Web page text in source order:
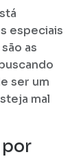
especiais
as
ser um
mal
por